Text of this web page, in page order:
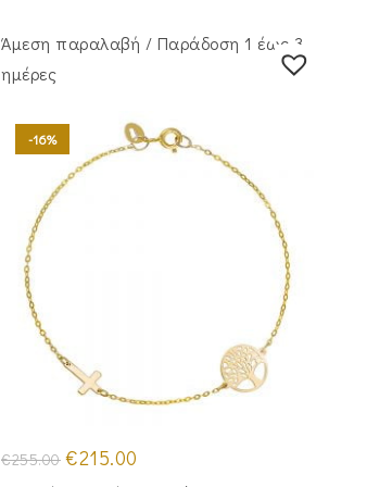
Άμεση παραλαβή / Παράδoση 1 έως 3
ημέρες
-16%
€255.00 Original
price
€215.00